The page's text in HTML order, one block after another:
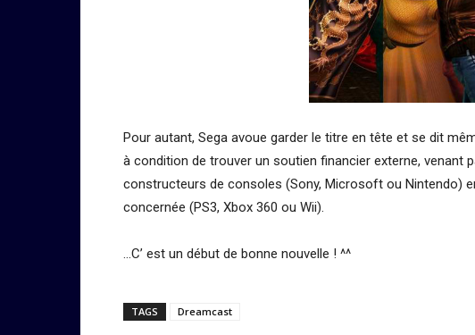
Pour autant, Sega avoue garder le titre en tête et se dit
à condition de trouver un soutien financier externe, venant
constructeurs de consoles (Sony, Microsoft ou Nintendo)
concernée (PS3, Xbox 360 ou Wii).
…C’ est un début de bonne nouvelle ! ^^
TAGS Dreamcast